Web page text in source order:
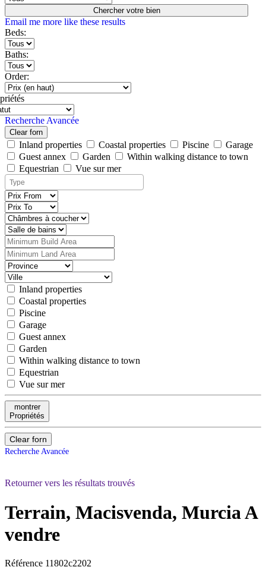
Chercher votre bien
Email me more like these results
Beds:
Baths:
Order:
Recherche Avancée
Clear forn
Inland properties Coastal properties Piscine
Garage
Guest annex
Garden
Within walking distance to town
Equestrian
Vue sur mer
Inland properties
Coastal properties
Piscine
Garage
Guest annex
Garden
Within walking distance to town
Equestrian
Vue sur mer
montrer
Propriétés
Clear forn
Recherche Avancée
Retourner vers les résultats trouvés
Terrain, Macisvenda, MurciaA
vendre
Référence 11802c2202